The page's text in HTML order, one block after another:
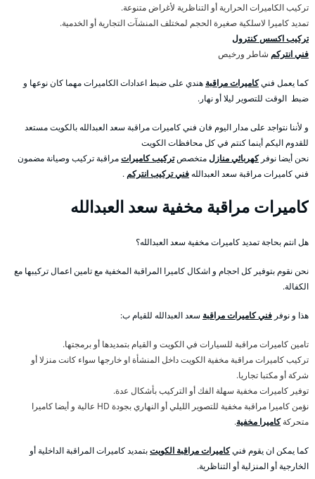
تركيب الكاميرات الحرارية أو التناظرية لأغراض متنوعة.
تمديد كاميرا لاسلكية صغيرة الحجم لمختلف المنشآت التجارية أو الخدمية.
تركيب اكسس كنترول
فني انتركم شاطر ورخيص
كما يعمل فنيكاميرات مراقبة هندي على ضبط اعدادات الكاميرات مهما كان نوعها و
ضبط الوقت للتصوير ليلا أو نهار.
و لأننا نتواجد على مدار اليوم فان فني كاميرات مراقبة سعد العبدالله بالكويت مستعد
للقدوم اليكم أينما كنتم في كل محافظات الكويت
نحن أيضا نوفركهربائي منازلمتخصصتركيب كاميراتمراقبة تركيب وصيانة مضمون
فني كاميرات مراقبة سعد العبداللهفني تركيب انتركم .
كاميرات مراقبة مخفية سعد العبدالله
هل انتم بحاجة تمديد كاميرات مخفية سعد العبدالله؟
نحن نقوم بتوفير كل احجام و اشكال كاميرا المراقبة المخفية مع تامين اعمال تركيبها مع
الكفالة.
هذا و نوفر فني كاميرات مراقبة سعد العبدالله للقيام ب:
تامين كاميرات مراقبة للسيارات في الكويت و القيام بتمديدها أو برمجتها.
تركيب كاميرات مراقبة مخفية الكويت داخل المنشأة او خارجها سواء كانت منزلا أو
شركة أو مكتبا تجاريا.
توفير كاميرات مخفية سهلة الفك أو التركيب بأشكال عدة.
نؤمن كاميرا مراقبة مخفية للتصوير الليلي أو النهاري بجودة HD عالية و أيضا كاميرا
متحركةكاميرا مخفية.
كما يمكن ان يقوم فنيكاميرات مراقبة الكويتبتمديد كاميرات المراقبة الداخلية أو
الخارجية أو المنزلية أو التناظرية.